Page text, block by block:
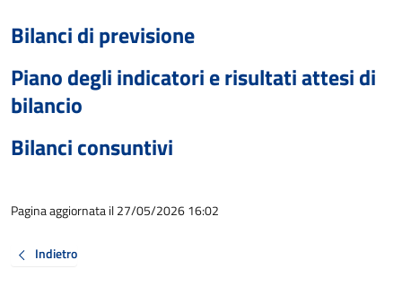
Bilanci di previsione
Piano degli indicatori e risultati attesi di
bilancio
Bilanci consuntivi
Pagina aggiornata il 27/05/2026 16:02
Indietro